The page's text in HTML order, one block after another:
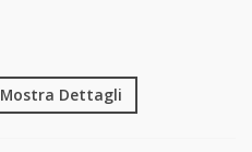
Mostra Dettagli